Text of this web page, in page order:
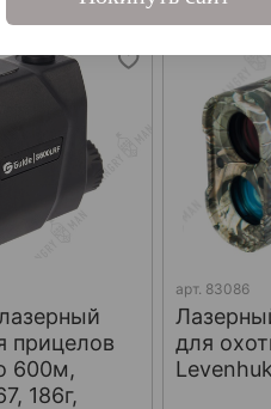
прицелов
600м,
186г,
арт. 83086
для
Levenhuk